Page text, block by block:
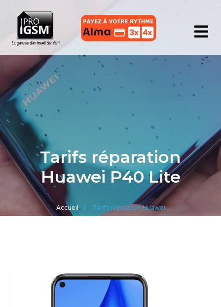
Tarifs réparation
Huawei P40 Lite
Accueil Tarifs réparation Huawei